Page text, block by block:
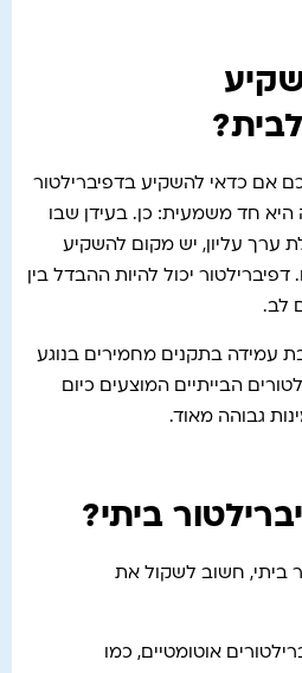
אם כדאי להשקיע בדפיברילטור
היא חד משמעית: כן. בעידן שבו
ערך עליון, יש מקום להשקיע
יכול להיות ההבדל בין
לב.
עמידה בתקנים מחמירים בנוגע
הבייתיים המוצעים כיום
גבוהה מאוד.
ביתי?
ביתי, חשוב לשקול את
אוטומטיים, כמו